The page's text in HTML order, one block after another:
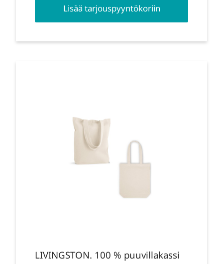
Lisää tarjouspyyntökoriin
LIVINGSTON. 100 % puuvillakassi